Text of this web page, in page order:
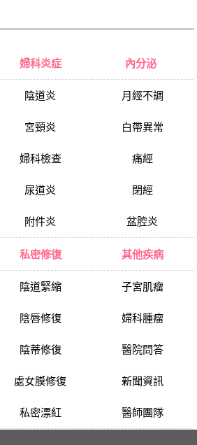
婦科炎症
陰道炎
宮頸炎
婦科檢查
尿道炎
附件炎
內分泌
月經不調
白帶異常
痛經
閉經
盆腔炎
私密修復
陰道緊縮
陰唇修復
陰蒂修復
處女膜修復
私密漂紅
其他疾病
子宮肌瘤
婦科腫瘤
醫院問答
新聞資訊
醫師團隊